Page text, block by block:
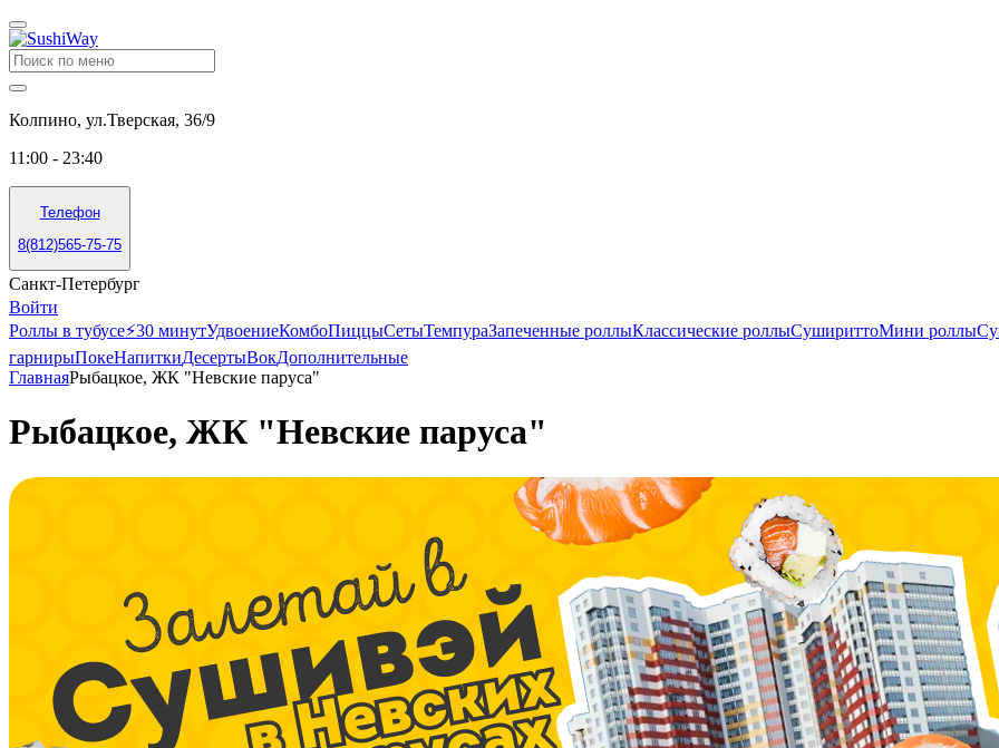
Колпино, ул.Тверская, 36/9
11:00 - 23:40
Телефон
8(812)565-75-75
Санкт-Петербург
Войти
Роллы в тубусе⚡️30 минутУдвоениеКомбоПиццыСетыТемпураЗапеченные роллыКлассические роллыСушириттоМини роллы
гарнирыПокеНапиткиДесертыВокДополнительные
ГлавнаяРыбацкое, ЖК "Невские паруса"
Рыбацкое, ЖК "Невские паруса"